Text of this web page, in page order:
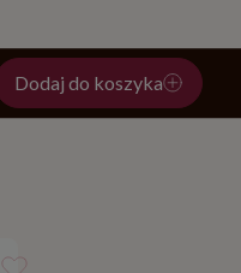
Dodaj do koszyka